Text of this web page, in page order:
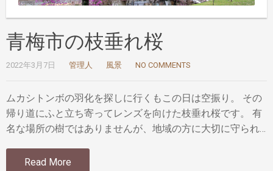
青梅市の枝垂れ桜
2022年3月7日 管理人 風景 NO COMMENTS
ムカシトンボの羽化を探しに行くもこの日は空振り。 その
帰り道にふと立ち寄ってレンズを向けた枝垂れ桜です。 有
名な場所の樹ではありませんが、地域の方に大切に守られ…
Read More